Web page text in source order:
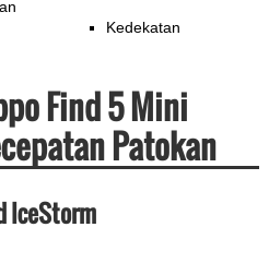
Kedekatan
Find 5 Mini
Patokan
IceStorm